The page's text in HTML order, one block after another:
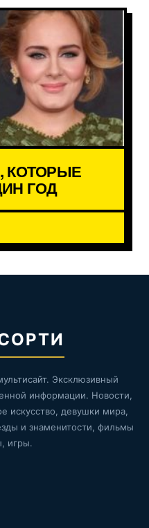
КОТОРЫЕ
ГОД
Эксклюзивный
информации. Новости,
искусство, девушки мира,
и знаменитости, фильмы
игры.